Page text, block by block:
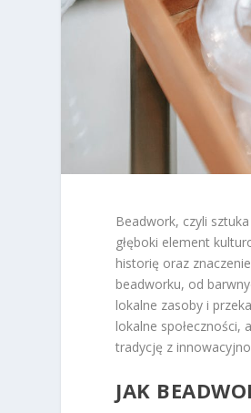
Beadwork, czyli
głęboki element
historię oraz
beadworku, od
lokalne zasoby i
lokalne społeczności,
tradycję z
JAK